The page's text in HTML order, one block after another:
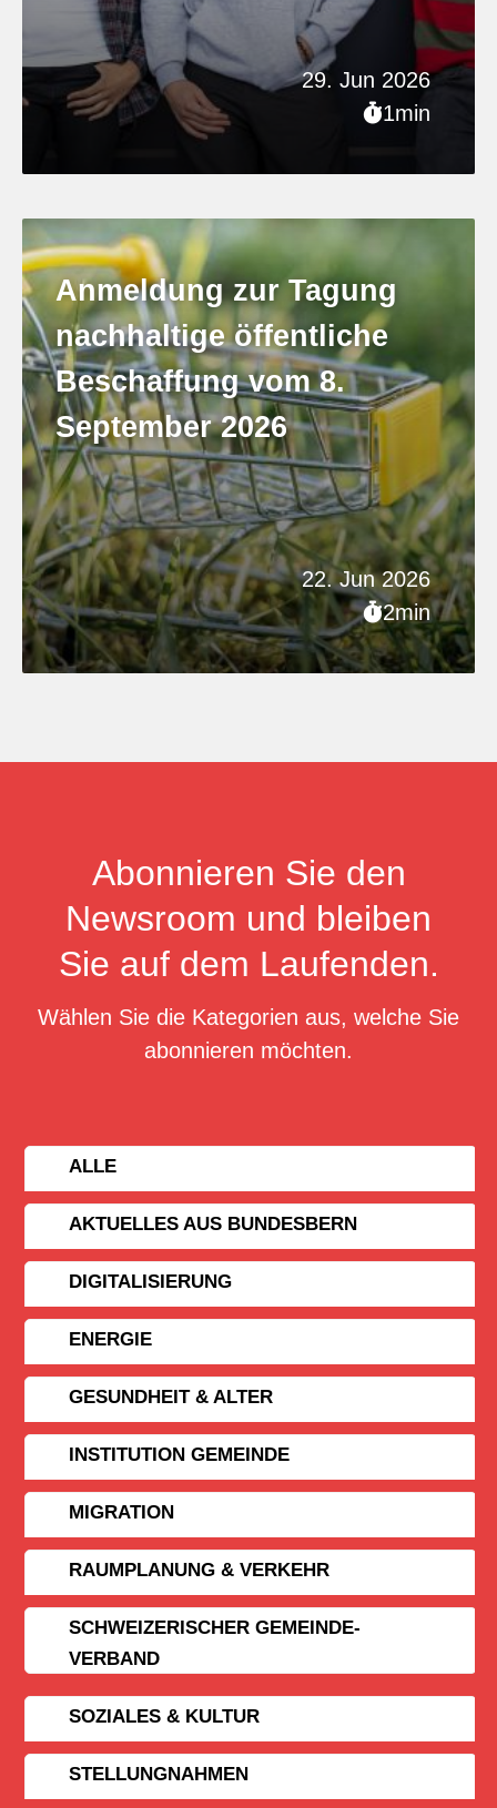
29. Jun 2026
1min
22. Jun 2026
2min
Anmeldung zur Tagung
nachhaltige öffentliche
Beschaffung vom 8.
September 2026
Abonnieren Sie den
Newsroom und bleiben
Sie auf dem Laufenden.
Wählen Sie die Kategorien aus, welche Sie
abonnieren möchten.
ALLE
AKTUELLES AUS BUNDESBERN
DIGITALISIERUNG
ENERGIE
GESUNDHEIT & ALTER
INSTITUTION GEMEINDE
MIGRATION
RAUMPLANUNG & VERKEHR
SCHWEIZERISCHER GEMEINDE­
VERBAND
SOZIALES & KULTUR
STELLUNGNAHMEN